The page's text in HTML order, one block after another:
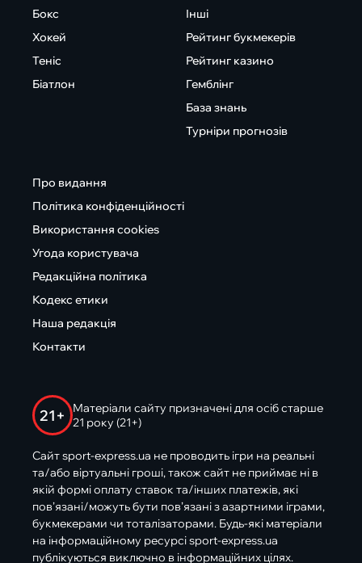
Бокс
Хокей
Теніс
Біатлон
Інші
Рейтинг букмекерів
Рейтинг казино
Гемблінг
База знань
Турніри прогнозів
Про видання
Політика конфіденційності
Використання cookies
Угода користувача
Редакційна політика
Кодекс етики
Наша редакція
Контакти
21+
Матеріали сайту призначені для осіб старше
21 року (21+)
Сайт sport-express.ua не проводить ігри на реальні
та/або віртуальні гроші, також сайт не приймає ні в
якій формі оплату ставок та/інших платежів, які
пов’язані/можуть бути пов’язані з азартними іграми,
букмекерами чи тоталізаторами. Будь-які матеріали
на інформаційному ресурсі sport-express.ua
публікуються виключно в інформаційних цілях.